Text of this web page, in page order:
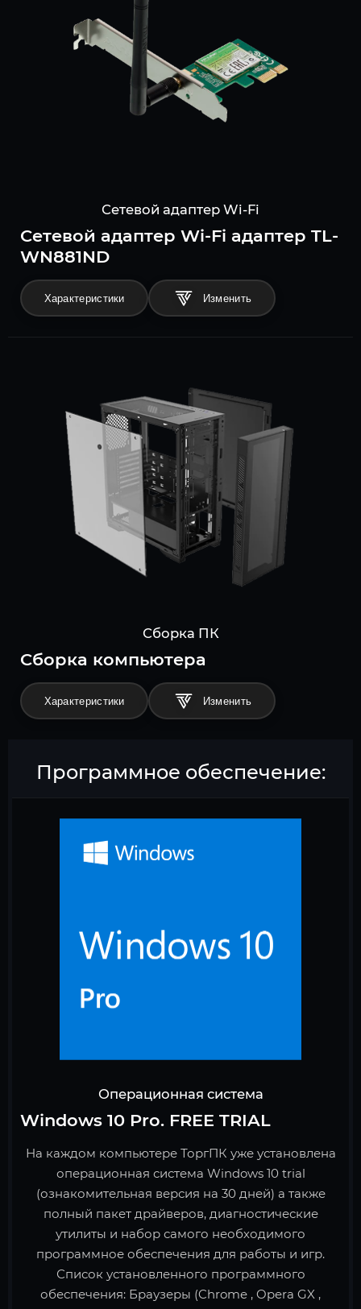
Сетевой адаптер Wi-Fi
Сетевой адаптер Wi-Fi адаптер TL-
WN881ND
Характеристики
Сборка ПК
Cборка компьютера
Характеристики
Программное обеспечение:
Операционная система
Windows 10 Pro. FREE TRIAL
На каждом компьютере ТоргПК уже установлена
операционная система Windows 10 trial
(ознакомительная версия на 30 дней) а также
полный пакет драйверов, диагностические
утилиты и набор самого необходимого
программное обеспечения для работы и игр.
Список установленного программного
обеспечения: Браузеры (Chrome , Opera GX ,